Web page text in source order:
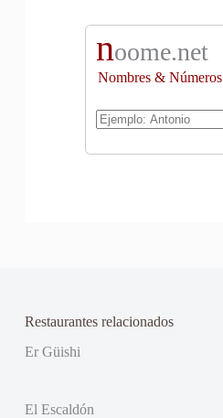
noome.net
Nombres & Números
Restaurantes relacionados
Er Güishi
El Escaldón